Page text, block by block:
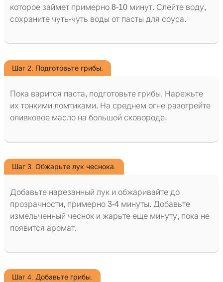
которое займет примерно 8-10 минут. Слейте воду,
сохраните чуть-чуть воды от пасты для соуса.
Шаг 2. Подготовьте грибы.
Пока варится паста, подготовьте грибы. Нарежьте
их тонкими ломтиками. На среднем огне разогрейте
оливковое масло на большой сковороде.
Шаг 3. Обжарьте лук чеснока.
Добавьте нарезанный лук и обжаривайте до
прозрачности, примерно 3-4 минуты. Добавьте
измельченный чеснок и жарьте еще минуту, пока не
появится аромат.
Шаг 4. Добавьте грибы.